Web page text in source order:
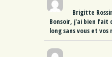
Brigitte
Bonsoir, j'ai bien fait
long sans vous et